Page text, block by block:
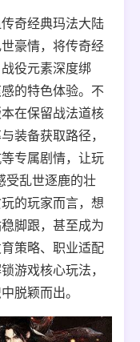
奇经典玛法大陆
豪情，将传奇经
役元素深度绑
的特色体验。不
在保留战法道核
装备获取路径，
专属剧情，让玩
受乱世逐鹿的壮
的玩家而言，想
脚跟，甚至成为
策略、职业适配
游戏核心玩法，
脱颖而出。